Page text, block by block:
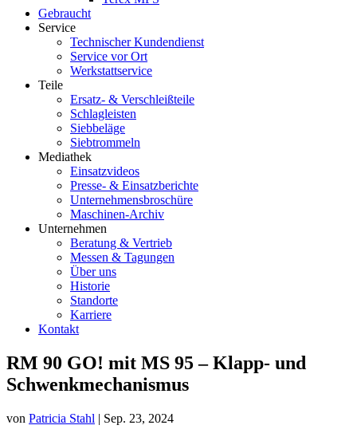
Gebraucht
Service
Technischer Kundendienst
Service vor Ort
Werkstattservice
Teile
Ersatz- & Verschleißteile
Schlagleisten
Siebbeläge
Siebtrommeln
Mediathek
Einsatzvideos
Presse- & Einsatzberichte
Unternehmensbroschüre
Maschinen-Archiv
Unternehmen
Beratung & Vertrieb
Messen & Tagungen
Über uns
Historie
Standorte
Karriere
Kontakt
RM 90 GO! mit MS 95 – Klapp- und
Schwenkmechanismus
von Patricia Stahl | Sep. 23, 2024